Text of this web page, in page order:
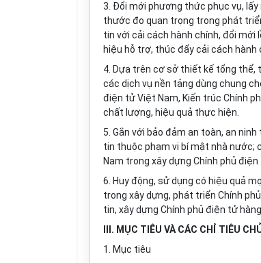
3. Đổi mới phương thức phục vụ, lấy
thước đo quan trọng trong phát
tin với cải cách hành chính, đổi mới
hiệu hỗ trợ, thúc đẩy cải cách hành
4. Dựa trên cơ sở thiết kế tổng thể,
các dịch vụ nền tảng dùng chung
điện tử Việt Nam, Kiến trúc Chính
chất lượng, hiệu quả thực hiện.
5. Gắn với bảo đảm an toàn, an
tin thuộc phạm vi bí mật nhà nước;
Nam trong xây dựng Chính phủ
6. Huy động, sử dụng có hiệu quả
trong xây dựng, phát triển Chính
tin, xây dựng Chính phủ điện tử
III. MỤC TIÊU VÀ CÁC CHỈ TIÊU
1. Mục tiêu